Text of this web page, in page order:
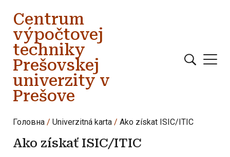
Centrum
výpočtovej
techniky
Prešovskej
univerzity v
Prešove
Головна Univerzitná karta Ako získat ISIC/ITIC
Ako získať ISIC/ITIC